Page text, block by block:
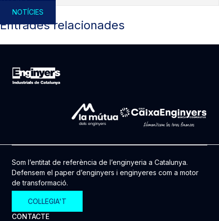
NOTÍCIES
Entrades relacionades
Som l’entitat de referència de l’enginyeria a Catalunya.
Defensem el paper d’enginyers i enginyeres com a motor
de transformació.
COL·LEGIA'T
CONTACTE